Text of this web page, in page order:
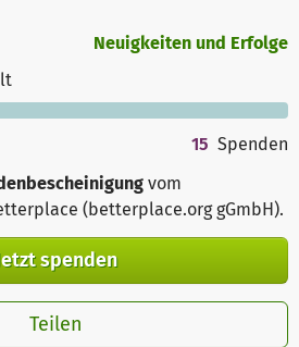
Neuigkeiten und Erfolge
15 Spenden
vom
(betterplace.org gGmbH).
spenden
Teilen